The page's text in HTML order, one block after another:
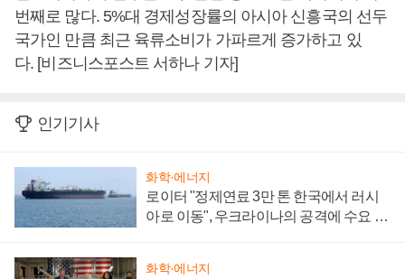
번째로 많다. 5%대 경제성장률의 아시아 신흥국의 선두
국가인 만큼 최근 육류소비가 가파르게 증가하고 있
다. [비즈니스포스트 서하나 기자]
인기기사
화학·에너지
로이터 "정제연료 3만 톤 한국에서 러시
아로 이동", 우크라이나의 공격에 수요 늘
화학·에너지